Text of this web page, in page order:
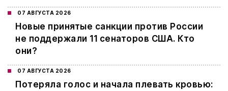
07 АВГУСТА 2026
Новые принятые санкции против России
не поддержали 11 сенаторов США. Кто
они?
07 АВГУСТА 2026
Потеряла голос и начала плевать кровью: